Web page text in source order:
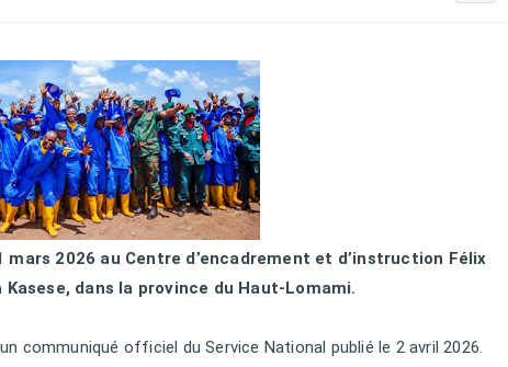
2026 au Centre d’encadrement et d’instruction Félix
dans la province du Haut-Lomami.
communiqué officiel du Service National publié le 2 avril 2026.